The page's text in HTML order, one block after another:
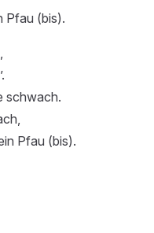
Pfau (bis).
schwach.
Pfau (bis).